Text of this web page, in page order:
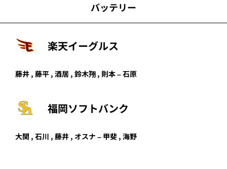
バッテリー
楽天イーグルス
藤井 , 藤平 , 酒居 , 鈴木翔 , 則本–石原
福岡ソフトバンク
大関 , 石川 , 藤井 , オスナ – 甲斐 , 海野